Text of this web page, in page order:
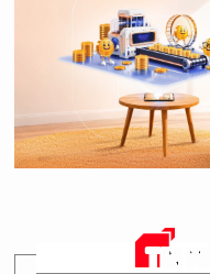
TIN MỚI